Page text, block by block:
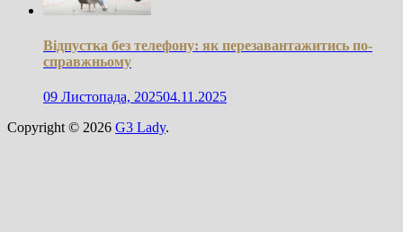
Відпустка без телефону: як перезавантажитись по-
справжньому
09 Листопада, 202504.11.2025
Copyright © 2026 G3 Lady.